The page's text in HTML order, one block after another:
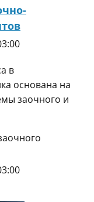
в
основана на
заочного и